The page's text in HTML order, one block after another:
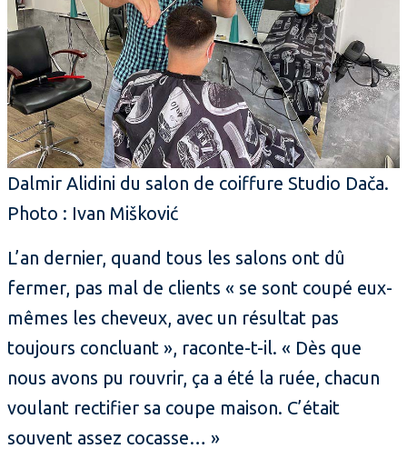
Dalmir Alidini du salon de coiffure Studio Dača.
Photo : Ivan Mišković
L’an dernier, quand tous les salons ont dû
fermer, pas mal de clients « se sont coupé eux-
mêmes les cheveux, avec un résultat pas
toujours concluant », raconte-t-il. « Dès que
nous avons pu rouvrir, ça a été la ruée, chacun
voulant rectifier sa coupe maison. C’était
souvent assez cocasse… »